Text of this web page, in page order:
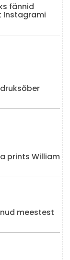
fännid
Instagrami
prints William
meestest